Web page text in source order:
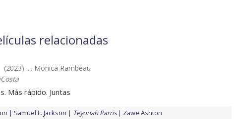
relacionadas
(2023) .... Monica Rambeau
Más rápido. Juntas
Samuel L. Jackson Teyonah Parris Zawe Ashton